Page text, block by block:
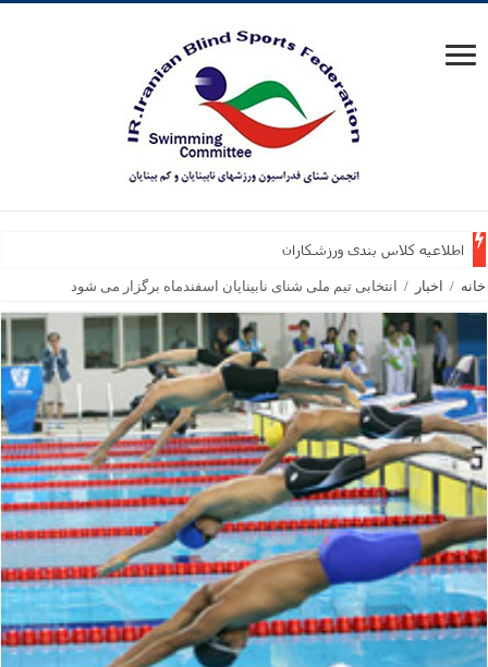
اطلاعیه کلاس بندی ورزشکاران
خانه / اخبار / انتخابی تیم ملی شنای نابینایان اسفندماه برگزار می شود